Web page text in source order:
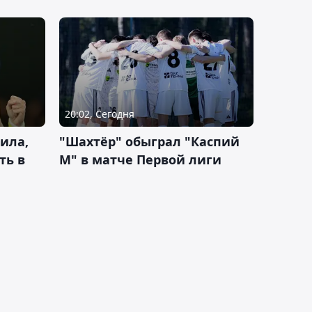
в
20:02, Сегодня
"Шахтёр" обыграл "Каспий
М" в матче Первой лиги